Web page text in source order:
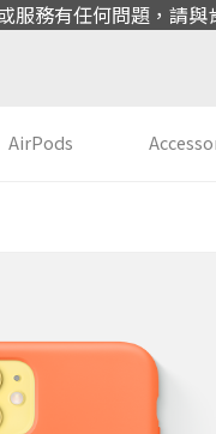
務有任何問題，請與
AirPods